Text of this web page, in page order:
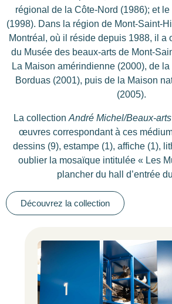
régional de la Côte-Nord (1986); et
(1998). Dans la région de Mont-Saint-
Montréal, où il réside depuis 1988, il
du Musée des beaux-arts de Mont-
La Maison amérindienne (2000), de
Borduas (2001), puis de la Maison
(2005).
La collection André Michel/Beaux-arts
œuvres correspondant à ces
dessins (9), estampe (1), affiche (1),
oublier la mosaïque intitulée « Les
plancher du hall d’entrée
Découvrez la collection